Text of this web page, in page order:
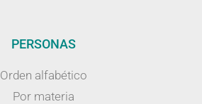
PERSONAS
Orden alfabético
Por materia